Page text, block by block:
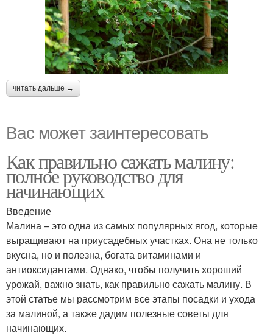
читать дальше →
Вас может заинтересовать
Как правильно сажать малину:
полное руководство для
начинающих
Введение
Малина – это одна из самых популярных ягод, которые
выращивают на приусадебных участках. Она не только
вкусна, но и полезна, богата витаминами и
антиоксидантами. Однако, чтобы получить хороший
урожай, важно знать, как правильно сажать малину. В
этой статье мы рассмотрим все этапы посадки и ухода
за малиной, а также дадим полезные советы для
начинающих.